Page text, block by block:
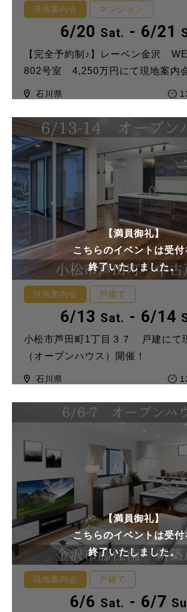
現地案内会 マンション
6/20 Sat. - 6/21
【完全予約制♪】レーベン金沢
802号室 4,250万円にて現地案内
石川県
現地案内会 戸建て
6/13 Sat. - 6/14
小松市芦田町1丁目３７ 戸建にて
（オープンハウス）開催！
石川県
【満員御礼】
こちらのイベントは受付
終了いたしました。
現地案内会 戸建て
6/6 Sat. - 6/7
【満員御礼】
こちらのイベントは受付
終了いたしました。